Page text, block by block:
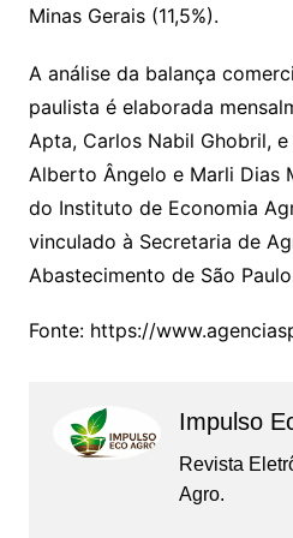
Minas Gerais (11,5%).
A análise da balança
paulista é elaborada
Apta, Carlos Nabil Ghobril,
Alberto Ângelo e Marli Dias
do Instituto de Economia
vinculado à Secretaria de
Abastecimento de São
Fonte: https://
Impulso
Revista
Agro.